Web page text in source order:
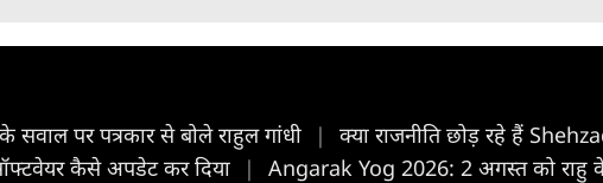
पर पत्रकार से बोले राहुल गांधी | क्या राजनीति छोड़ रहे हैं
कैसे अपडेट कर दिया
|
Angarak Yog 2026: 2 अगस्त को राहु के